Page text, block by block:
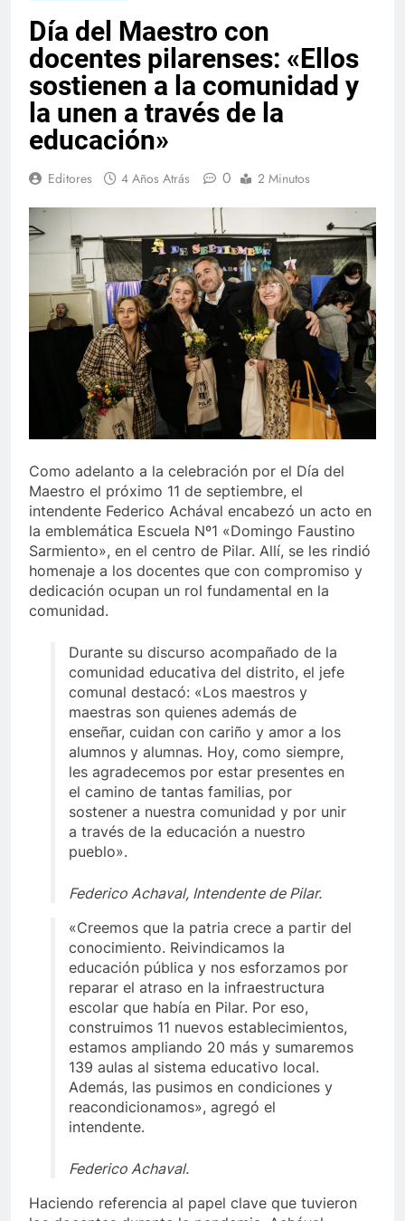
Día del Maestro con
docentes pilarenses: «Ellos
sostienen a la comunidad y
la unen a través de la
educación»
Editores 4 Años Atrás 0 2 Minutos
Como adelanto a la celebración por el Día del
Maestro el próximo 11 de septiembre, el
intendente Federico Achával encabezó un acto en
la emblemática Escuela Nº1 «Domingo Faustino
Sarmiento», en el centro de Pilar. Allí, se les rindió
homenaje a los docentes que con compromiso y
dedicación ocupan un rol fundamental en la
comunidad.
Durante su discurso acompañado de la
comunidad educativa del distrito, el jefe
comunal destacó: «Los maestros y
maestras son quienes además de
enseñar, cuidan con cariño y amor a los
alumnos y alumnas. Hoy, como siempre,
les agradecemos por estar presentes en
el camino de tantas familias, por
sostener a nuestra comunidad y por unir
a través de la educación a nuestro
pueblo».
Federico Achaval, Intendente de Pilar.
«Creemos que la patria crece a partir del
conocimiento. Reivindicamos la
educación pública y nos esforzamos por
reparar el atraso en la infraestructura
escolar que había en Pilar. Por eso,
construimos 11 nuevos establecimientos,
estamos ampliando 20 más y sumaremos
139 aulas al sistema educativo local.
Además, las pusimos en condiciones y
reacondicionamos», agregó el
intendente.
Federico Achaval.
Haciendo referencia al papel clave que tuvieron